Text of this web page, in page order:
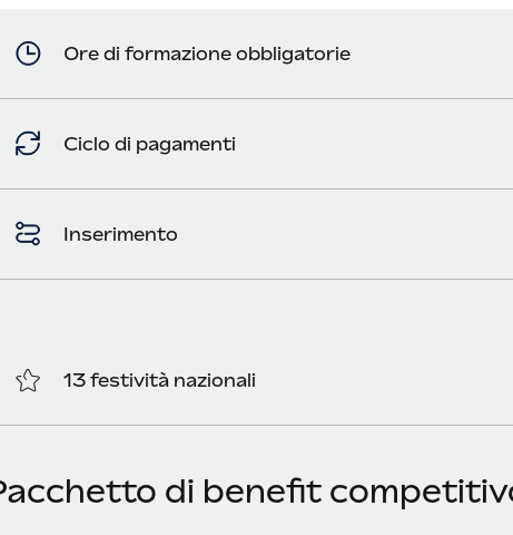
Ore di formazione obbligatorie
Ciclo di pagamenti
Inserimento
13 festività nazionali
di benefit